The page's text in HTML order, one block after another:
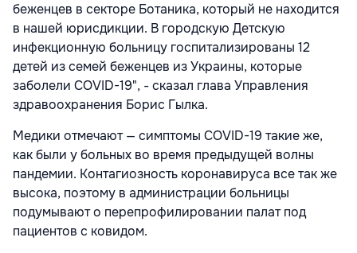
беженцев в секторе Ботаника, который не находится
в нашей юрисдикции. В городскую Детскую
инфекционную больницу госпитализированы 12
детей из семей беженцев из Украины, которые
заболели COVID-19", - сказал глава Управления
здравоохранения Борис Гылка.
Медики отмечают — симптомы COVID-19 такие же,
как были у больных во время предыдущей волны
пандемии. Контагиозность коронавируса все так же
высока, поэтому в администрации больницы
подумывают о перепрофилировании палат под
пациентов с ковидом.